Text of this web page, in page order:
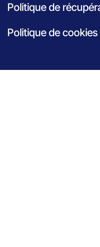
Politique de
Politique de cookies